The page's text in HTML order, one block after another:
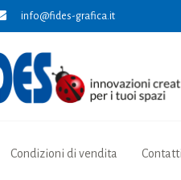
info@fides-grafica.it
Condizioni di vendita Contatti